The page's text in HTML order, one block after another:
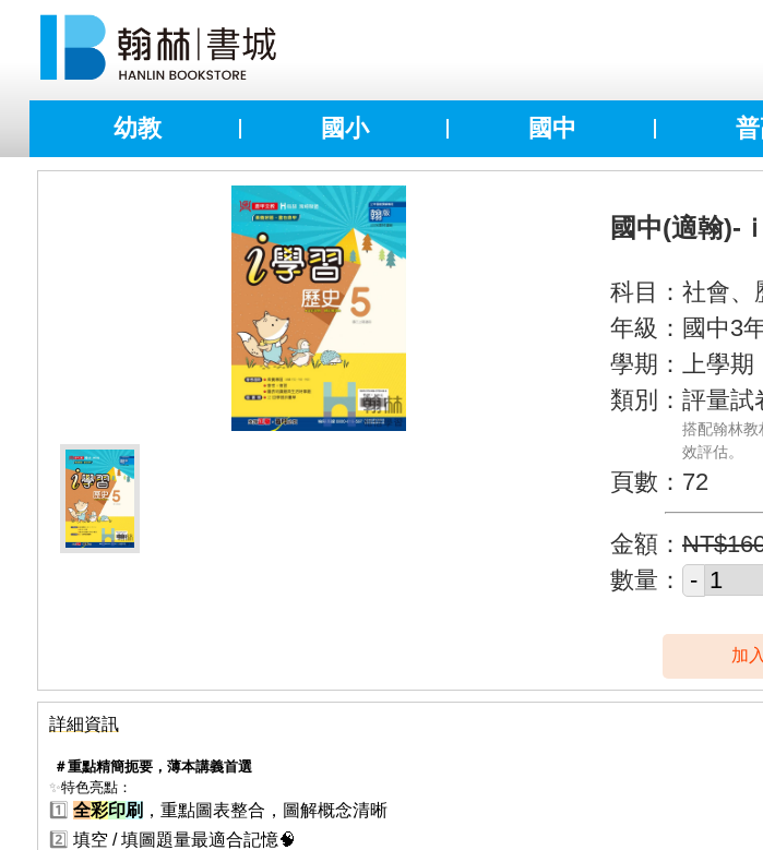
幼教 國小 國中
國中(適翰)-
科目：社會、
年級：國中3
學期：上學期
類別：評量試
搭配翰林教
效評估。
頁數：72
金額：
數量：
詳細資訊
＃重點精簡扼要，薄本講義首選
✨特色亮點：
1️⃣ 全彩印刷 ，重點圖表整合，圖解概念清晰
2️⃣ 填空 / 填圖題量最適合記憶🧠